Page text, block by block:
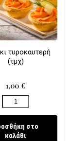
τυροκαυτερή
(τμχ)
1,00 €
στο
καλάθι